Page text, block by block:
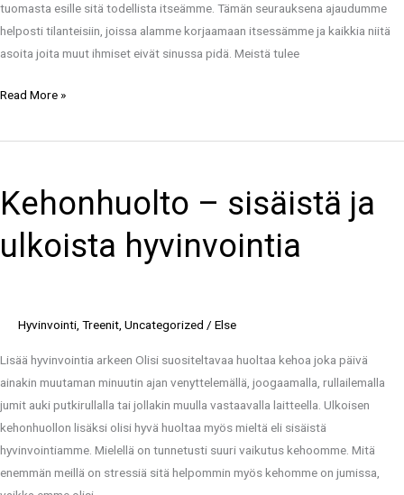
tuomasta esille sitä todellista itseämme. Tämän seurauksena ajaudumme
helposti tilanteisiin, joissa alamme korjaamaan itsessämme ja kaikkia niitä
asoita joita muut ihmiset eivät sinussa pidä. Meistä tulee
Read More »
Kehonhuolto – sisäistä ja
ulkoista hyvinvointia
Hyvinvointi Treenit Uncategorized / Else
Lisää hyvinvointia arkeen Olisi suositeltavaa huoltaa kehoa joka päivä
ainakin muutaman minuutin ajan venyttelemällä, joogaamalla, rullailemalla
jumit auki putkirullalla tai jollakin muulla vastaavalla laitteella. Ulkoisen
kehonhuollon lisäksi olisi hyvä huoltaa myös mieltä eli sisäistä
hyvinvointiamme. Mielellä on tunnetusti suuri vaikutus kehoomme. Mitä
enemmän meillä on stressiä sitä helpommin myös kehomme on jumissa,
sisäistä
ja
ulkoista